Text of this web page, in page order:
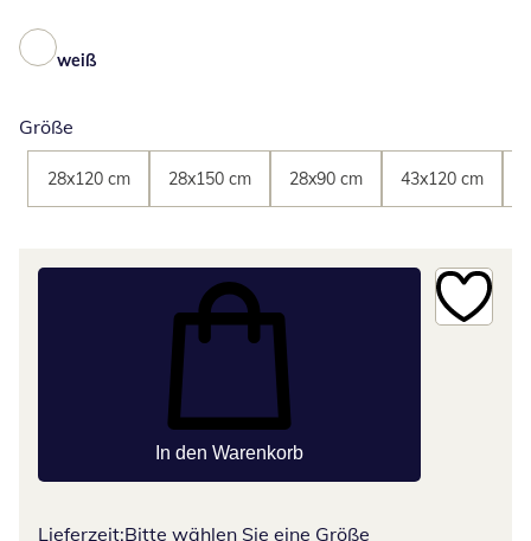
weiß
Größe
28x120 cm 28x150 cm 28x90 cm 43x120 cm
In den Warenkorb
Lieferzeit:Bitte wählen Sie eine Größe